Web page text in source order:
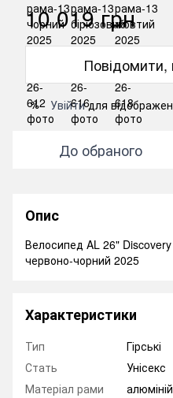
10 019 грн
Повідомити,
% Увійтидля
До обраного
Опис
Велосипед AL 26"
червоно-чорний 2025
Характеристики
Тип
Гірські
Стать
Унісекс
Матеріал рами
алюміній